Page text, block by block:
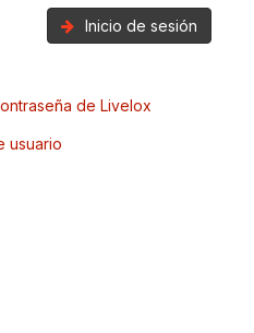
Inicio de sesión
de Livelox
usuario